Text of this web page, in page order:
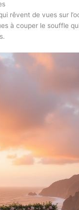
rêvent de vues sur
à couper le souffle